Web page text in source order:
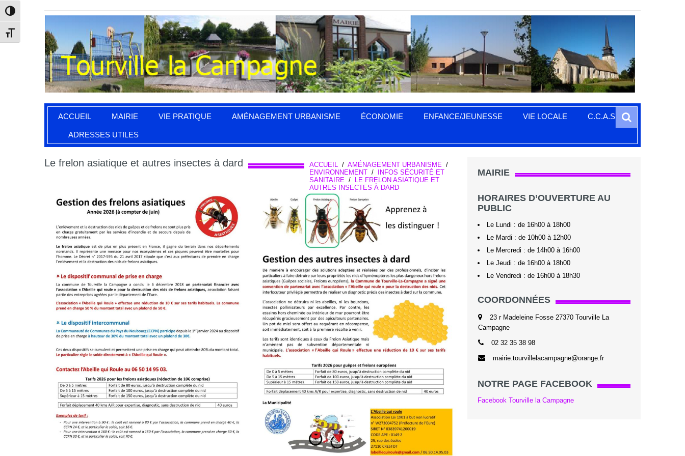
Passer en contraste élevé
Changer la taille de la police
ACCUEIL MAIRIE VIE PRATIQUE AMÉNAGEMENT URBANISME ÉCONOMIE ENFANCE/JEUNESSE VIE LOCALE C.C.A.S.
ADRESSES UTILES
ACCUEIL / AMÉNAGEMENT URBANISME /
ENVIRONNEMENT /
INFOS SÉCURITÉ ET
SANITAIRE /
LE FRELON ASIATIQUE ET
AUTRES INSECTES À DARD
Le frelon asiatique et autres insectes à dard
MAIRIE
HORAIRES D’OUVERTURE AU
PUBLIC
Le Lundi : de 16h00 à 18h00
Le Mardi : de 10h00 à 12h00
Le Mercredi : de 14h00 à 16h00
Le Jeudi : de 16h00 à 18h00
Le Vendredi : de 16h00 à 18h30
COORDONNÉES
23 r Madeleine Fosse 27370 Tourville La
Campagne
02 32 35 38 98
mairie.tourvillelacampagne@orange.fr
NOTRE PAGE FACEBOOK
Facebook Tourville la Campagne